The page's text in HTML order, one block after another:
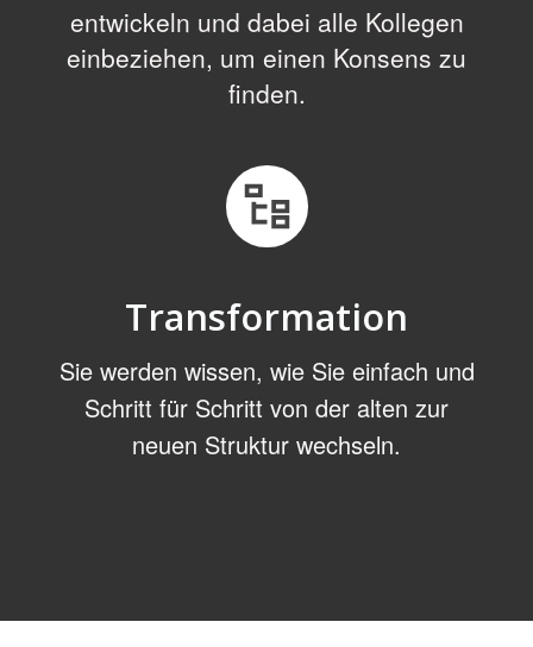
entwickeln und dabei alle Kollegen
einbeziehen, um einen Konsens zu
finden.
Transformation
Sie werden wissen, wie Sie einfach und
Schritt für Schritt von der alten zur
neuen Struktur wechseln.